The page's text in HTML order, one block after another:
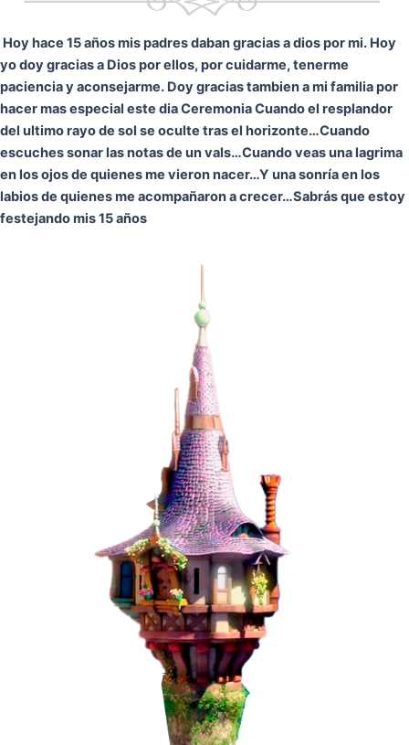
Hoy hace 15 años mis padres daban gracias a dios por mi. Hoy
yo doy gracias a Dios por ellos, por cuidarme, tenerme
paciencia y aconsejarme. Doy gracias tambien a mi familia por
hacer mas especial este dia CeremoniaCuando el resplandor
del ultimo rayo de sol se oculte tras el horizonte…Cuando
escuches sonar las notas de un vals…Cuando veas una lagrima
en los ojos de quienes me vieron nacer…Y una sonría en los
labios de quienes me acompañaron a crecer…Sabrás que estoy
festejando mis 15 años